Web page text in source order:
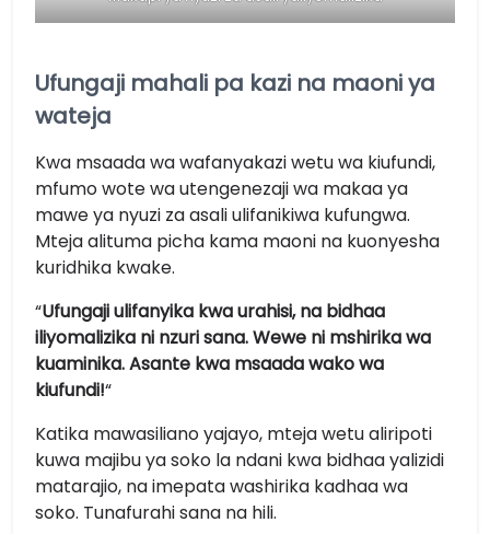
Ufungaji mahali pa kazi na maoni ya
wateja
Kwa msaada wa wafanyakazi wetu wa kiufundi,
mfumo wote wa utengenezaji wa makaa ya
mawe ya nyuzi za asali ulifanikiwa kufungwa.
Mteja alituma picha kama maoni na kuonyesha
kuridhika kwake.
“Ufungaji ulifanyika kwa urahisi, na bidhaa
iliyomalizika ni nzuri sana. Wewe ni mshirika wa
kuaminika. Asante kwa msaada wako wa
kiufundi!“
Katika mawasiliano yajayo, mteja wetu aliripoti
kuwa majibu ya soko la ndani kwa bidhaa yalizidi
matarajio, na imepata washirika kadhaa wa
soko. Tunafurahi sana na hili.